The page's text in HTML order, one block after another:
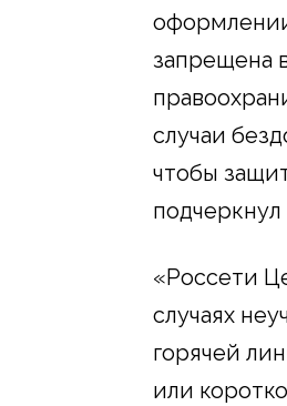
запрещена
случаи
чтобы
«Россети
случаях
горячей
или